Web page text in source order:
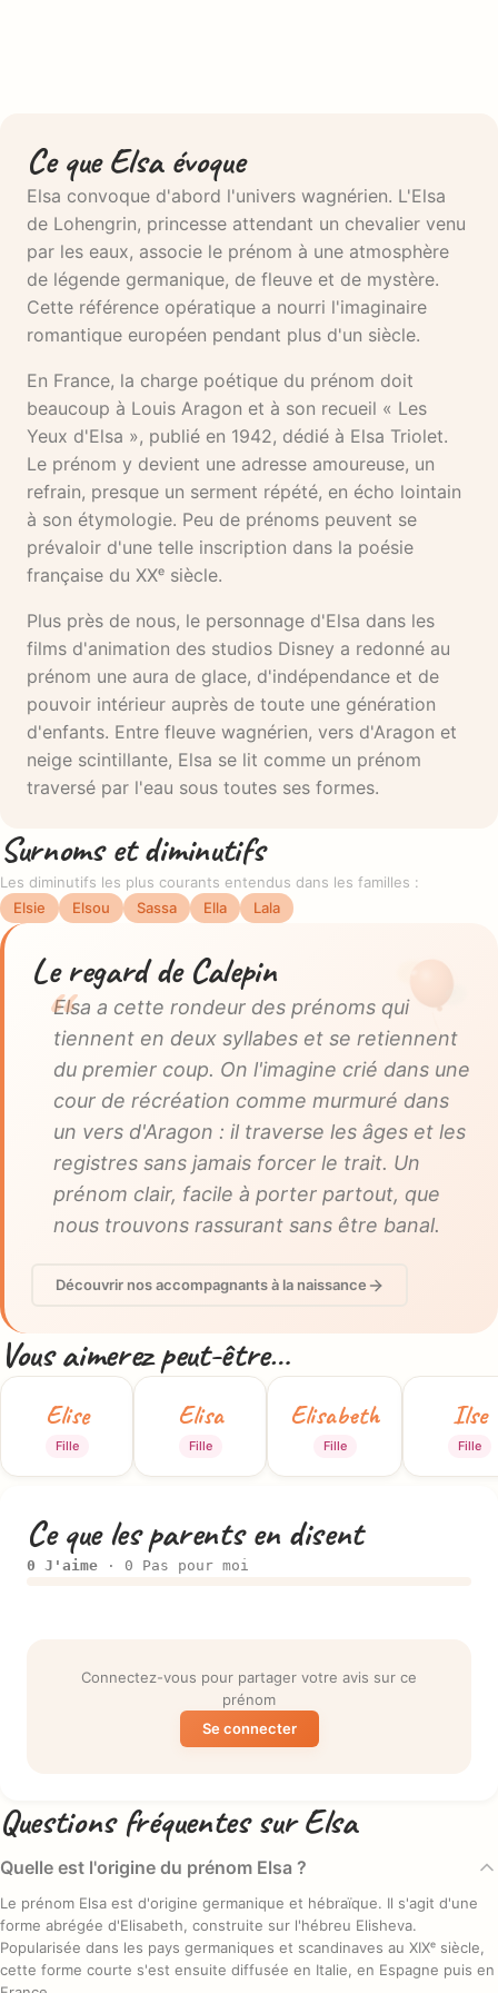
Ce que Elsa évoque
Elsa convoque d'abord l'univers wagnérien. L'Elsa
de Lohengrin, princesse attendant un chevalier venu
par les eaux, associe le prénom à une atmosphère
de légende germanique, de fleuve et de mystère.
Cette référence opératique a nourri l'imaginaire
romantique européen pendant plus d'un siècle.
En France, la charge poétique du prénom doit
beaucoup à Louis Aragon et à son recueil « Les
Yeux d'Elsa », publié en 1942, dédié à Elsa Triolet.
Le prénom y devient une adresse amoureuse, un
refrain, presque un serment répété, en écho lointain
à son étymologie. Peu de prénoms peuvent se
prévaloir d'une telle inscription dans la poésie
française du XXᵉ siècle.
Plus près de nous, le personnage d'Elsa dans les
films d'animation des studios Disney a redonné au
prénom une aura de glace, d'indépendance et de
pouvoir intérieur auprès de toute une génération
d'enfants. Entre fleuve wagnérien, vers d'Aragon et
neige scintillante, Elsa se lit comme un prénom
traversé par l'eau sous toutes ses formes.
Surnoms et diminutifs
Les diminutifs les plus courants entendus dans les familles :
Elsie
Elsou Sassa Ella Lala
Le regard de Calepin
Elsa a cette rondeur des prénoms qui
tiennent en deux syllabes et se retiennent
du premier coup. On l'imagine crié dans une
cour de récréation comme murmuré dans
un vers d'Aragon : il traverse les âges et les
registres sans jamais forcer le trait. Un
prénom clair, facile à porter partout, que
nous trouvons rassurant sans être banal.
Découvrir nos accompagnants à la naissance
Vous aimerez peut-être…
Elise
Fille
Elisa
Fille
Elisabeth
Fille
Ilse
Fille
Ce que les parents en disent
0 J'aime · 0 Pas pour moi
Connectez-vous pour partager votre avis sur ce
prénom
Se connecter
Questions fréquentes sur Elsa
Quelle est l'origine du prénom Elsa ?
Le prénom Elsa est d'origine germanique et hébraïque. Il s'agit d'une
forme abrégée d'Elisabeth, construite sur l'hébreu Elisheva.
Popularisée dans les pays germaniques et scandinaves au XIXᵉ siècle,
cette forme courte s'est ensuite diffusée en Italie, en Espagne puis en